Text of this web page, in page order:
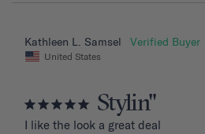
Kathleen L. Samsel
United States
Stylin"
I like the look a great deal